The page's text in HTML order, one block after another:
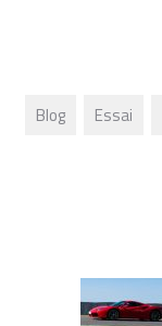
Blog Essai